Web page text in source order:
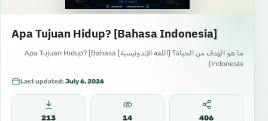
Apa Tujuan Hidup? [Bahasa Indonesia]
ما هو الهدف من الحياة؟ [اللغة الإندونيسية] Apa Tujuan Hidup? [Bahasa
Indonesia]
Last updated:July 6, 2026
213 14 406